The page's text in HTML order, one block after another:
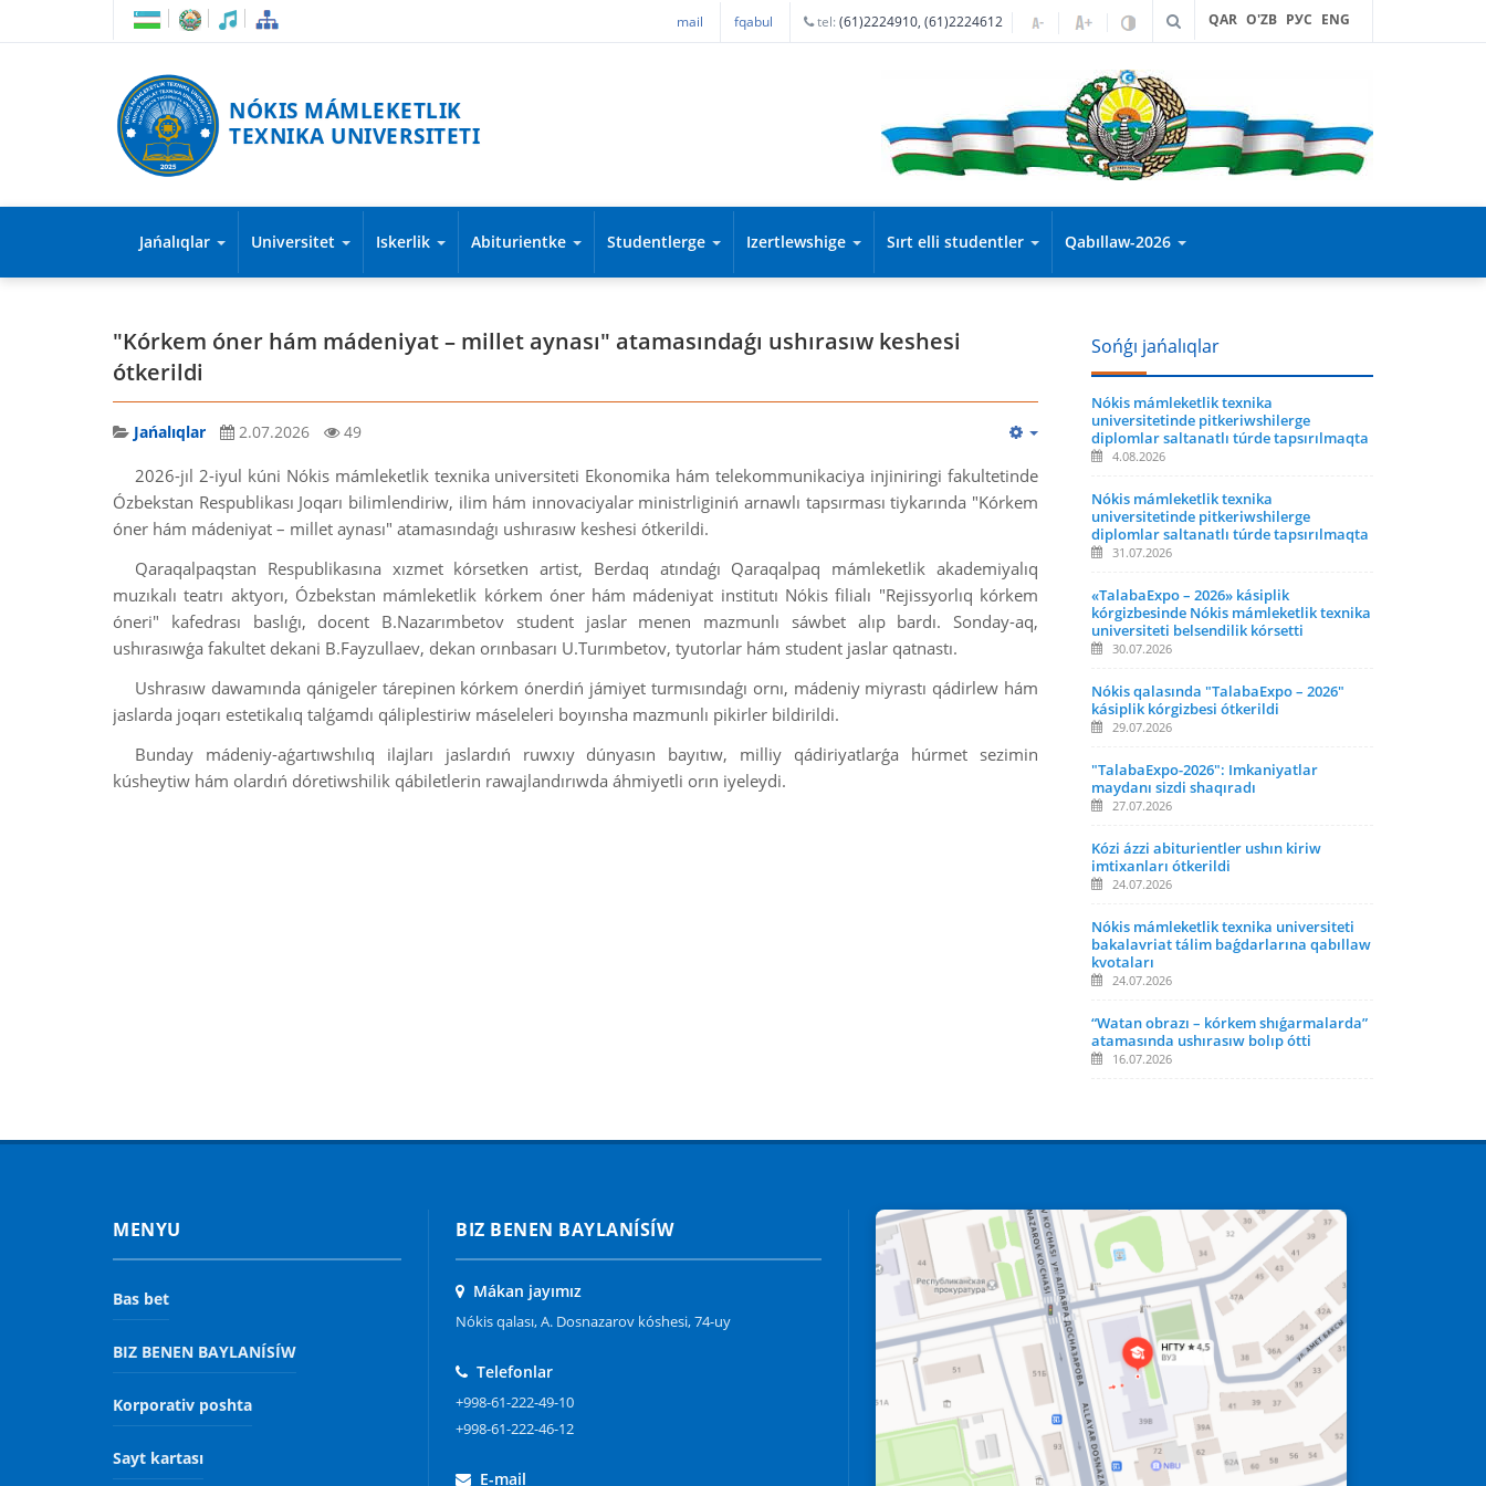
mail fqabul tel: (61)2224910, (61)2224612 QAR O'ZB РУС ENG
NÓKIS MÁMLEKETLIK
TEXNIKA UNIVERSITETI
Jańalıqlar Universitet Iskerlik Abiturientke Studentlerge Izertlewshige Sırt elli studentler Qabıllaw-2026
"Kórkem óner hám mádeniyat – millet aynası" atamasındaǵı ushırasıw keshesi
ótkerildi
Jańalıqlar 2.07.2026 49
2026-jıl 2-iyul kúni Nókis mámleketlik texnika universiteti Ekonomika hám telekommunikaciya injiniringi fakultetinde
Ózbekstan Respublikası Joqarı bilimlendiriw, ilim hám innovaciyalar ministrliginiń arnawlı tapsırması tiykarında "Kórkem
óner hám mádeniyat – millet aynası" atamasındaǵı ushırasıw keshesi ótkerildi.
Qaraqalpaqstan Respublikasına xızmet kórsetken artist, Berdaq atındaǵı Qaraqalpaq mámleketlik akademiyalıq
muzıkalı teatrı aktyorı, Ózbekstan mámleketlik kórkem óner hám mádeniyat institutı Nókis filialı "Rejissyorlıq kórkem
óneri" kafedrası baslıǵı, docent B.Nazarımbetov student jaslar menen mazmunlı sáwbet alıp bardı. Sonday-aq,
ushırasıwǵa fakultet dekani B.Fayzullaev, dekan orınbasarı U.Turımbetov, tyutorlar hám student jaslar qatnastı.
Ushrasıw dawamında qánigeler tárepinen kórkem ónerdiń jámiyet turmısındaǵı ornı, mádeniy miyrastı qádirlew hám
jaslarda joqarı estetikalıq talǵamdı qáliplestiriw máseleleri boyınsha mazmunlı pikirler bildirildi.
Bunday mádeniy-aǵartıwshılıq ilajları jaslardıń ruwxıy dúnyasın bayıtıw, milliy qádiriyatlarǵa húrmet sezimin
kúsheytiw hám olardıń dóretiwshilik qábiletlerin rawajlandırıwda áhmiyetli orın iyeleydi.
Sońǵı jańalıqlar
Nókis mámleketlik texnika
universitetinde pitkeriwshilerge
diplomlar saltanatlı túrde tapsırılmaqta
4.08.2026
Nókis mámleketlik texnika
universitetinde pitkeriwshilerge
diplomlar saltanatlı túrde tapsırılmaqta
31.07.2026
«TalabaExpo – 2026» kásiplik
kórgizbesinde Nókis mámleketlik texnika
universiteti belsendilik kórsetti
30.07.2026
Nókis qalasında "TalabaExpo – 2026"
kásiplik kórgizbesi ótkerildi
29.07.2026
"TalabaExpo-2026": Imkaniyatlar
maydanı sizdi shaqıradı
27.07.2026
Kózi ázzi abiturientler ushın kiriw
imtixanları ótkerildi
24.07.2026
Nókis mámleketlik texnika universiteti
bakalavriat tálim baǵdarlarına qabıllaw
kvotaları
24.07.2026
“Watan obrazı – kórkem shıǵarmalarda”
atamasında ushırasıw bolıp ótti
16.07.2026
MENYU
Bas bet
BIZ BENEN BAYLANÍSÍW
Korporativ poshta
Sayt kartası
BIZ BENEN BAYLANÍSÍW
Mákan jayımız
Nókis qalası, A. Dosnazarov kóshesi, 74-uy
Telefonlar
+998-61-222-49-10
+998-61-222-46-12
E-mail